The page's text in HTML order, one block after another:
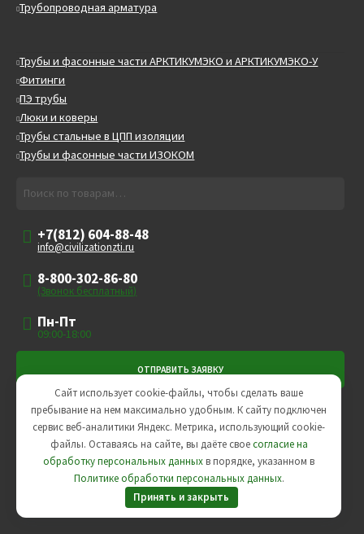
Трубопроводная арматура
Трубы и фасонные части АРКТИКУМЭКО и АРКТИКУМЭКО-У
Фитинги
ПЭ трубы
Люки и коверы
Трубы стальные в ЦПП изоляции
Трубы и фасонные части ИЗОКОМ
+7(812) 604-88-48
info@civilizationzti.ru
8-800-302-86-80
(Звонок бесплатный)
Пн-Пт
09:00-18:00
Любое использование либо копирование материалов сайта,
элементов дизайна и оформления допускается лишь с
разрешения правообладателя и только со ссылкой на
Пользовательское соглашение,
конфиденциальности
Сайт использует cookie-файлы, чтобы сделать ваше
пребывание на нем максимально удобным. К cайту подключен
сервис веб-аналитики Яндекс. Метрика, использующий cookie-
файлы. Оставаясь на сайте, вы даёте своесогласие на
обработку персональных данныхв порядке, указанном в
Политике обработки персональных данных.
Принять и закрыть